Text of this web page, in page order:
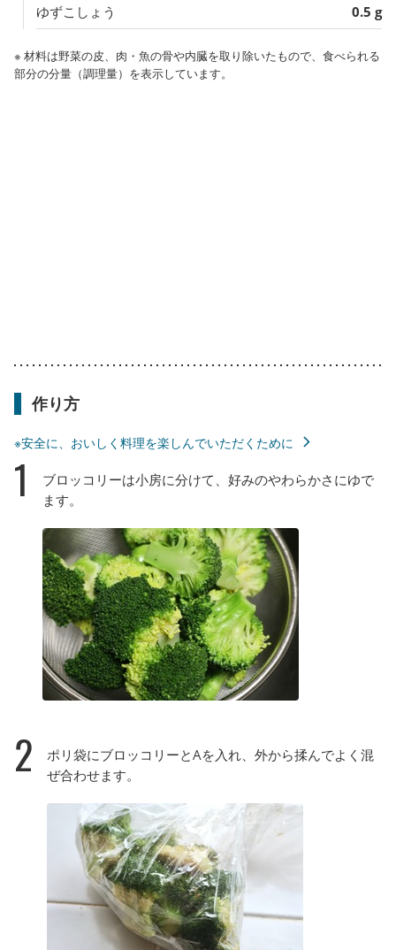
ゆずこしょう 0.5 g
※ 材料は野菜の皮、肉・魚の骨や内臓を取り除いたもので、食べられる
部分の分量（調理量）を表示しています。
作り方
※安全に、おいしく料理を楽しんでいただくために
1
ブロッコリーは小房に分けて、好みのやわらかさにゆで
ます。
2
ポリ袋にブロッコリーとAを入れ、外から揉んでよく混
ぜ合わせます。